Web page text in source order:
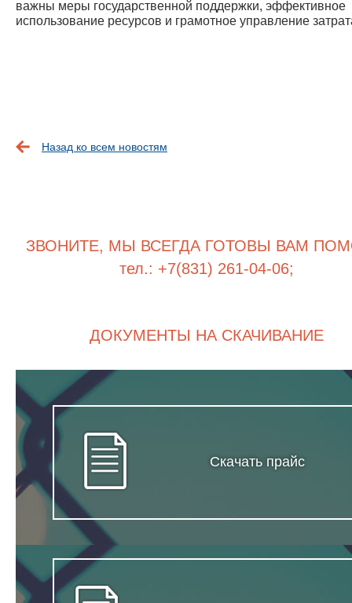
важны меры государственной поддержки, эффективное
использование ресурсов и грамотное управление
Назад ко всем новостям
ЗВОНИТЕ, МЫ ВСЕГДА ГОТОВЫ ВАМ
тел.: +7(831) 261-04-06;
ДОКУМЕНТЫ НА СКАЧИВАНИЕ
Скачать прайс